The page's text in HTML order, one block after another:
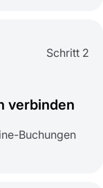
Schritt 2
verbinden
Buchungen